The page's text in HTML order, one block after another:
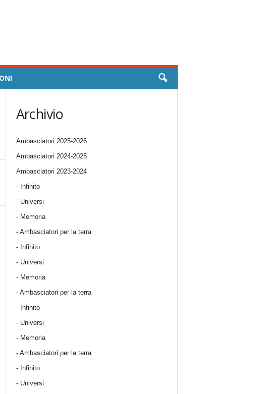
Archivio
Ambasciatori 2025-2026
Ambasciatori 2024-2025
Ambasciatori 2023-2024
- Infinito
- Universi
- Memoria
- Ambasciatori per la terra
- Infinito
- Universi
- Memoria
- Ambasciatori per la terra
- Infinito
- Universi
- Memoria
- Ambasciatori per la terra
- Infinito
- Universi